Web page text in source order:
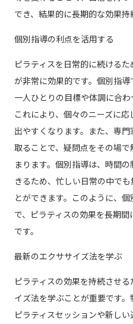
でき、結果的に長期的な効果持
個別指導の利点を活用する
ピラティスを日常的に続ける
が非常に効果的です。個別指
一人ひとりの目標や体調に合わ
これにより、個々のニーズに
出やすくなります。また、専
取ることで、疑問点をその場
まります。個別指導は、時間
きるため、忙しい日常の中で
とができます。このように、
で、ピラティスの効果を長期
です。
最新のエクササイズ法を学ぶ
ピラティスの効果を持続させ
イズ法を学ぶことが重要です
ピラティスセッションや新し